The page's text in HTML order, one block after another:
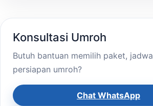
Konsultasi Umroh
Butuh bantuan memilih paket,
persiapan umroh?
Chat WhatsApp